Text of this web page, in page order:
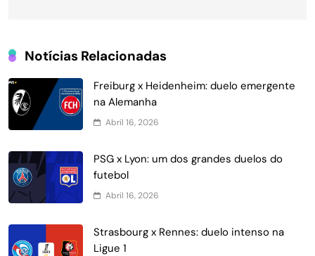
Notícias Relacionadas
Freiburg x Heidenheim: duelo emergente
na Alemanha
Abril 16, 2026
PSG x Lyon: um dos grandes duelos do
futebol
Abril 16, 2026
Strasbourg x Rennes: duelo intenso na
Ligue 1